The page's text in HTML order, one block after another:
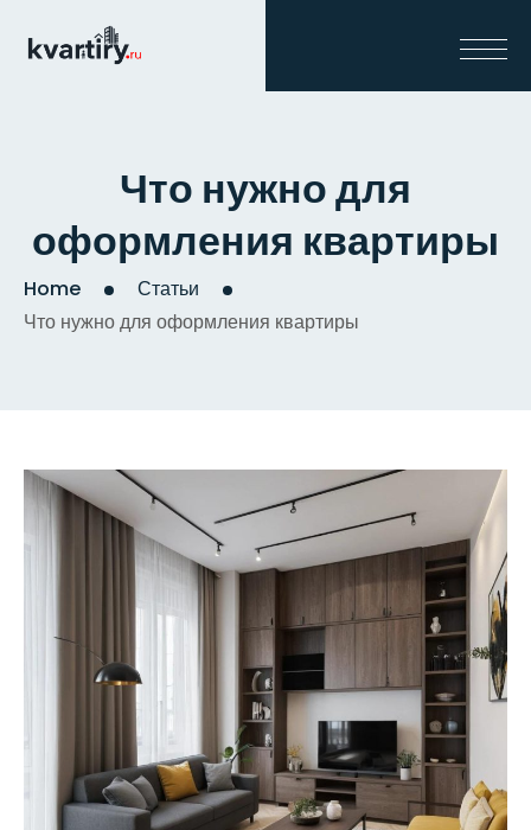
Что нужно для
оформления квартиры
Home
Статьи
Что нужно для оформления квартиры